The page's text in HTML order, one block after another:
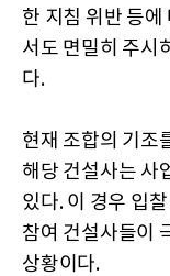
한 지침 위반 등에
서도 면밀히 주시
다.
현재 조합의 기조
해당 건설사는 사
있다. 이 경우 입
참여 건설사들이
상황이다.